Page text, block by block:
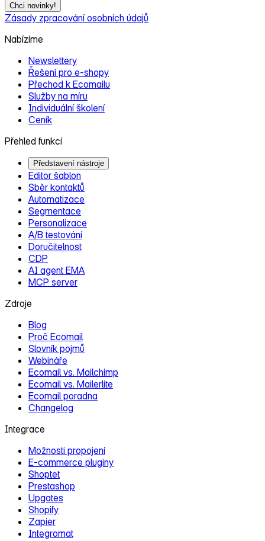
Chci novinky!
Zásady zpracování osobních údajů
Nabízíme
Newslettery
Řešení pro e‑shopy
Přechod k Ecomailu
Služby na míru
Individuální školení
Ceník
Přehled funkcí
Představení nástroje
Editor šablon
Sběr kontaktů
Automatizace
Segmentace
Personalizace
A/B testování
Doručitelnost
CDP
AI agent EMA
MCP server
Zdroje
Blog
Proč Ecomail
Slovník pojmů
Webináře
Ecomail vs. Mailchimp
Ecomail vs. Mailerlite
Ecomail poradna
Changelog
Integrace
Možnosti propojení
E‑commerce pluginy
Shoptet
Prestashop
Upgates
Shopify
Zapier
Integromat